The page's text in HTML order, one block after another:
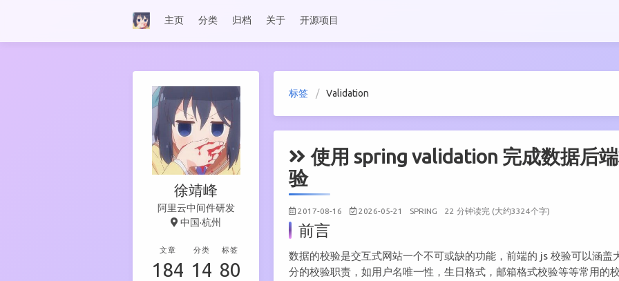
主页 分类 归档 关于 开源项目
标签 Validation
使用 spring validation 完成数据后
验
2017-08-16 2026-05-21 SPRING 22 分钟读完 (大约3324个字)
前言
数据的校验是交互式网站一个不可或缺的功能，前端的 js 校验可以涵盖
分的校验职责，如用户名唯一性，生日格式，邮箱格式校验等等常用的
徐靖峰
阿里云中间件研发
中国·杭州
文章
184
分类
14
标签
80